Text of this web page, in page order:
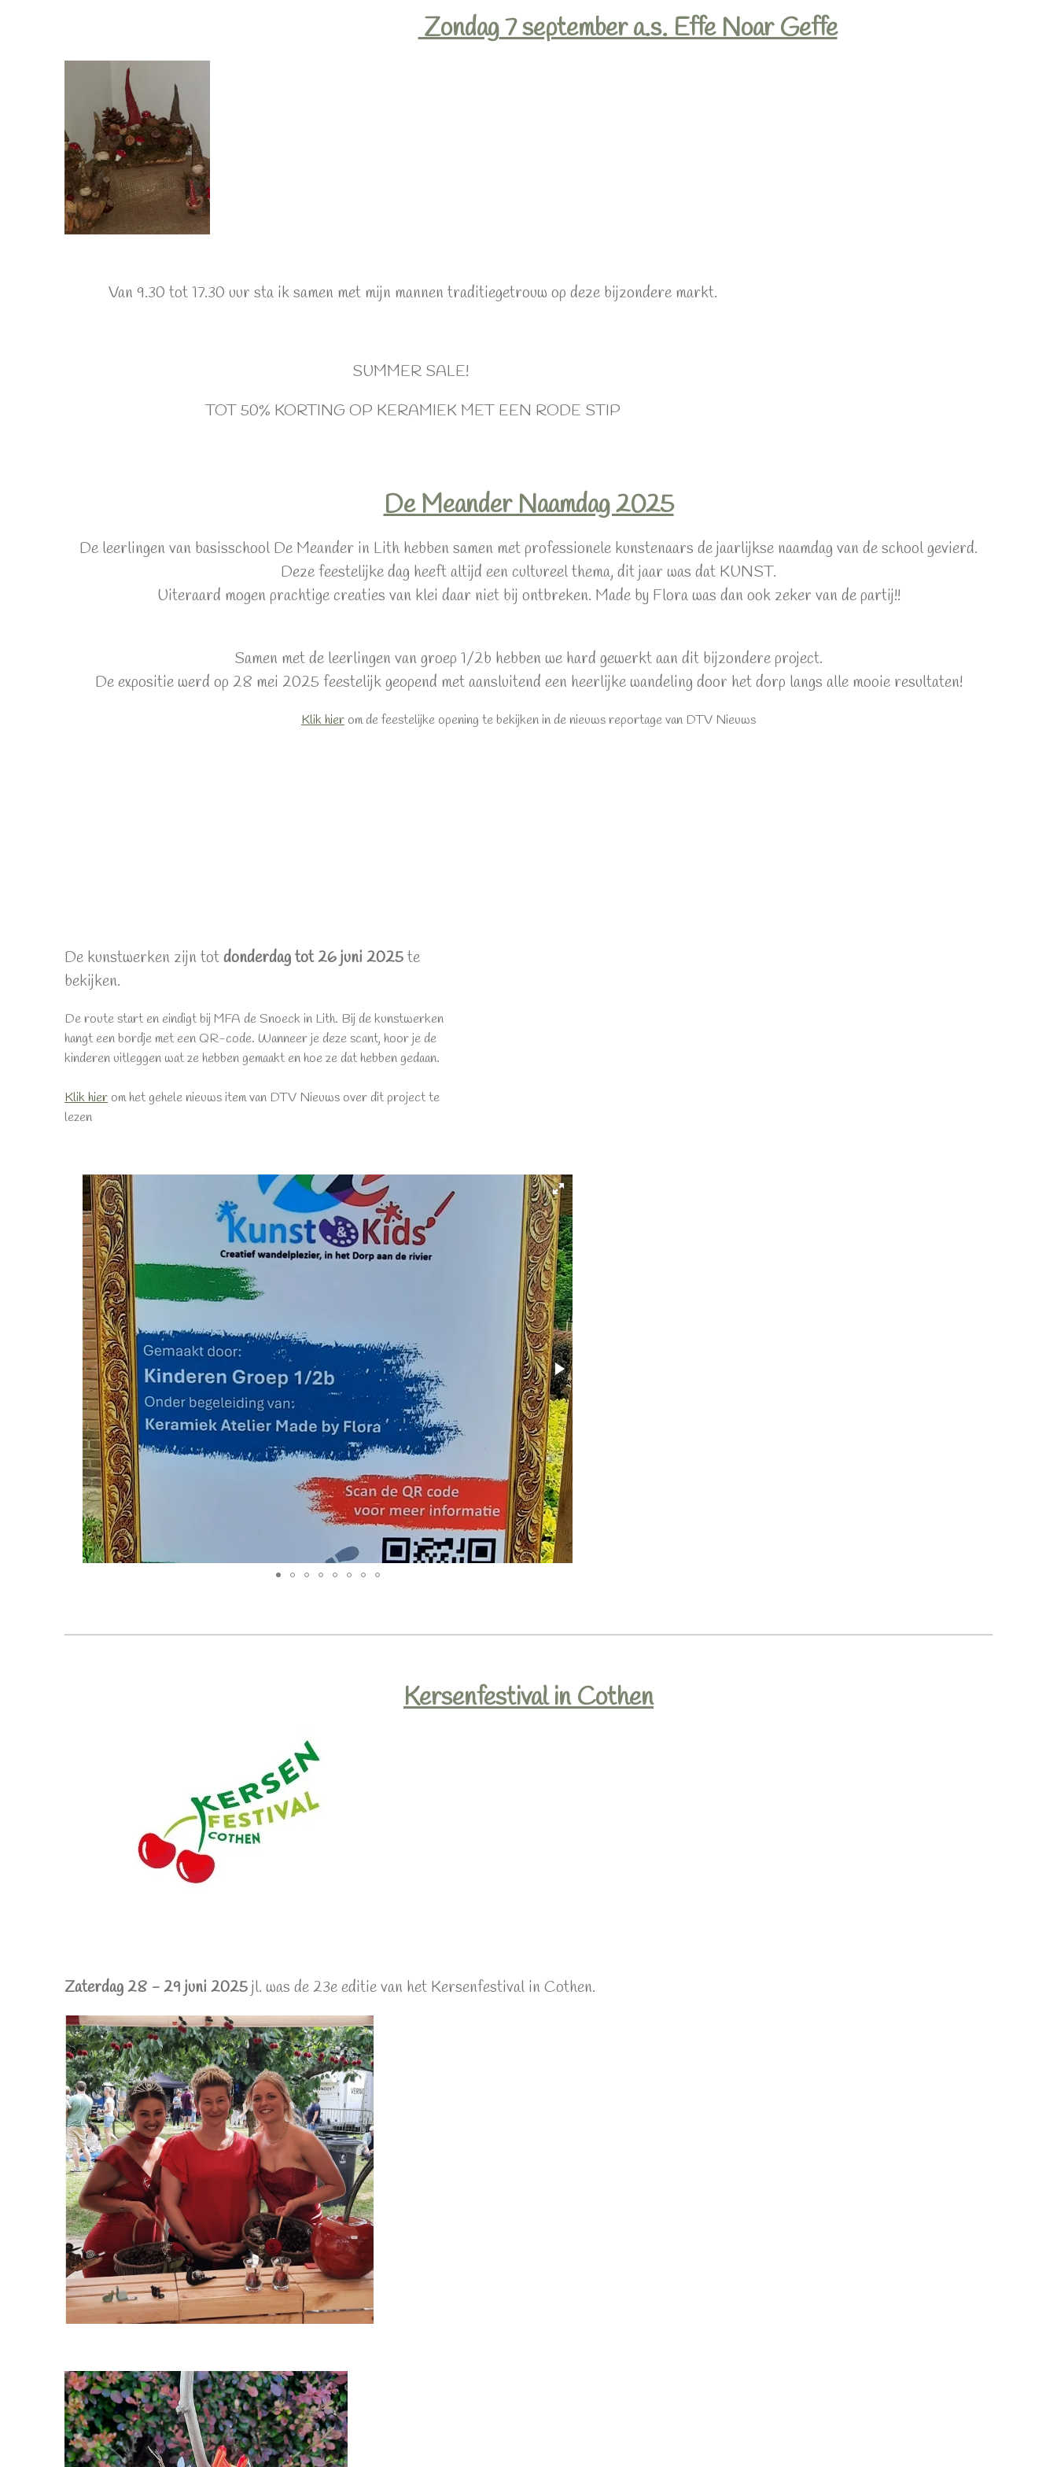
Zondag7 september a.s. Effe Noar Geffe
Van 9.30 tot 17.30 uur sta ik samen met mijn mannen traditiegetrouw op deze bijzondere markt.
SUMMER SALE!
TOT 50% KORTING OP KERAMIEK MET EEN RODE STIP
De Meander Naamdag 2025
De leerlingen van basisschool De Meander in Lith hebben samen met professionele kunstenaars de jaarlijkse naamdag van de school gevierd.
Deze feestelijke dag heeft altijd een cultureel thema, dit jaar was dat KUNST.
Uiteraard mogen prachtige creaties van klei daar niet bij ontbreken. Made by Flora was dan ook zeker van de partij!!
Samen met de leerlingen van groep 1/2b hebben we hard gewerkt aan dit bijzondere project.
De expositie werd op 28 mei 2025 feestelijk geopend met aansluitend een heerlijke wandeling door het dorp langs alle mooie resultaten!
Klik hier om de feestelijke opening te bekijken in de nieuws reportage van DTV Nieuws
De kunstwerken zijn totdonderdag tot 26 juni 2025te
bekijken.
De route start en eindigt bij MFA de Snoeck in Lith. Bij de kunstwerken
hangt een bordje met een QR-code. Wanneer je deze scant, hoor je de
kinderen uitleggen wat ze hebben gemaakt en hoe ze dat hebben gedaan.
Klik hier om het gehele nieuws item van DTV Nieuws over dit project te
lezen
Kersenfestival in Cothen
Zaterdag 28 - 29 juni 2025jl. was de 23e editie van het Kersenfestival in Cothen.